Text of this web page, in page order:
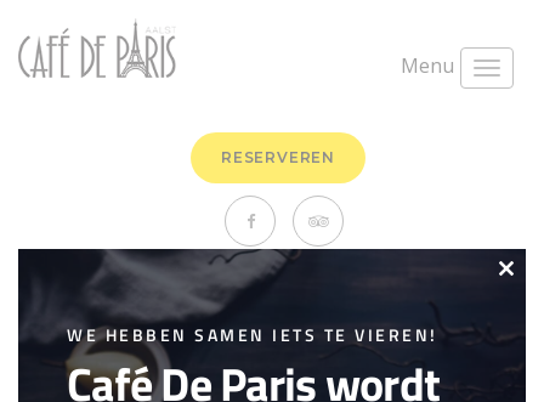
Menu
RESERVEREN
Salade Geitenkaas en
gedroogde vruchten
mei 2nd, 2019
0 Comments
WE HEBBEN SAMEN IETS TE VIEREN!
Café De Paris wordt